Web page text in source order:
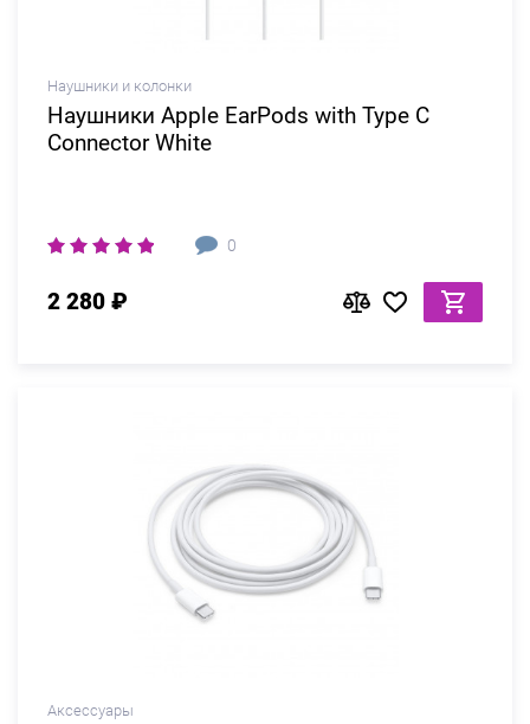
Наушники и колонки
Наушники Apple EarPods with Type C
Connector White
0
2 280 ₽
Аксессуары